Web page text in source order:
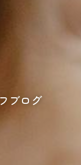
ブログ